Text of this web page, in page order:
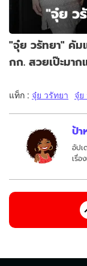
"จุ๋ย วรัทยา" คั
กก. สวยเป๊ะมาก
แท็ก : จุ๋ย วรัทยา จุ๋ย
ป้
อัปเ
เรื่อ